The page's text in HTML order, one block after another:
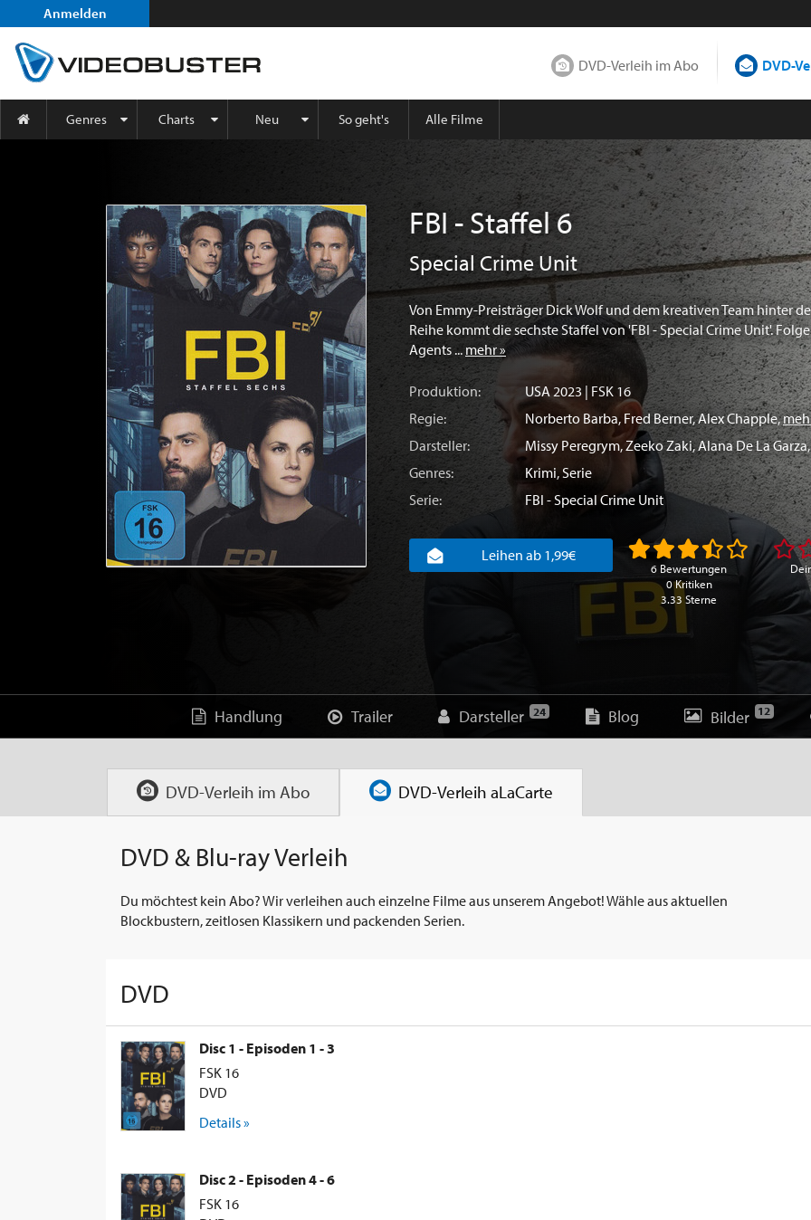
Anmelden
DVD-Verleih im Abo DVD-
Genres Charts Neu So geht's Alle Filme
FBI - Staffel 6
Special Crime Unit
Von Emmy-Preisträger Dick Wolf und dem kreativen Team hinter
Reihe kommt die sechste Staffel von 'FBI - Special Crime Unit'.
Agents ... mehr »
Produktion: USA2023 | FSK 16
Regie:
Norberto Barba, Fred Berner,Alex Chapple,
Darsteller:
Missy Peregrym,Zeeko Zaki,Alana De La Garza
Genres:
Krimi,Serie
Serie:
FBI - Special Crime Unit
Leihen ab 1,99€
6 Bewertungen
0 Kritiken
3.33 Sterne
Handlung Trailer Darsteller 24 Blog Bilder 12
DVD-Verleih im Abo DVD-Verleih aLaCarte
DVD & Blu-ray Verleih
Du möchtest kein Abo? Wir verleihen auch einzelne Filme aus unserem Angebot! Wähle aus aktuellen
Blockbustern, zeitlosen Klassikern und packenden Serien.
DVD
Disc 1 - Episoden 1 - 3
FSK 16
DVD
Details »
Disc 2 - Episoden 4 - 6
FSK 16